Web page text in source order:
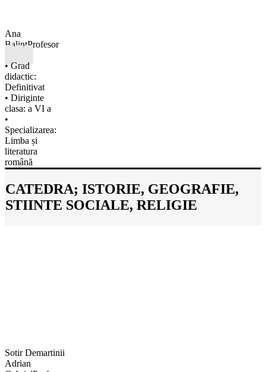
Ana
BalintProfesor
• Grad
didactic:
Definitivat
• Diriginte
clasa: a VI a
•
Specializarea:
Limba și
literatura
română
CATEDRA; ISTORIE, GEOGRAFIE,
STIINTE SOCIALE, RELIGIE
Sotir Demartinii
Adrian